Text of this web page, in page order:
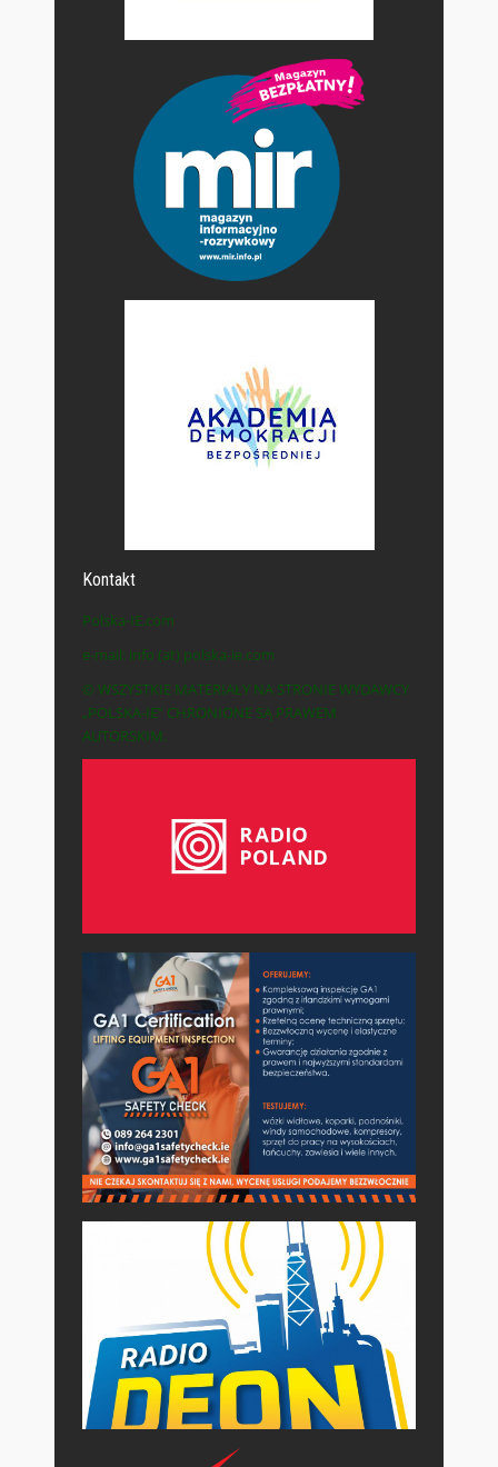
Kontakt
Polska-IE.com
e-mail: info (at) polska-ie.com
© WSZYSTKIE MATERIAŁY NA STRONIE WYDAWCY
„POLSKA-IE” CHRONIONE SĄ PRAWEM
AUTORSKIM.